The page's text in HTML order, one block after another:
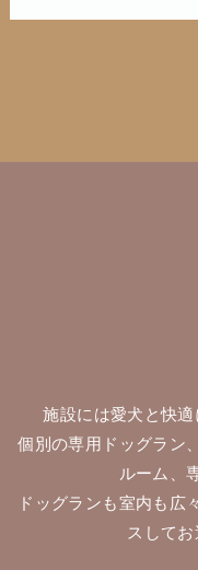
施設には愛犬と快適
個別の専用ドッグラン
ルーム、
ドッグランも室内も広
スしてお